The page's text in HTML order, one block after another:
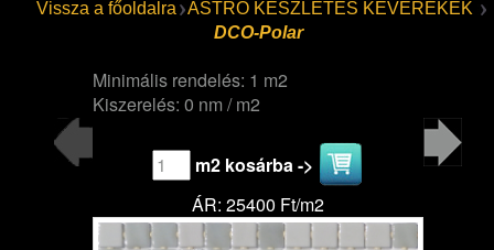
Vissza a főoldalra
ASTRO KÉSZLETES KEVERÉKEK
DCO-Polar
Minimális rendelés: 1 m2
Kiszerelés: 0 nm / m2
m2 kosárba ->
ÁR: 25400 Ft/m2